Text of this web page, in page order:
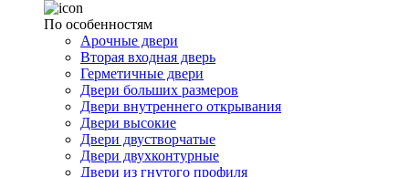
По особенностям
Арочные двери
Вторая входная дверь
Герметичные двери
Двери больших размеров
Двери внутреннего открывания
Двери высокие
Двери двустворчатые
Двери двухконтурные
Двери из гнутого профиля